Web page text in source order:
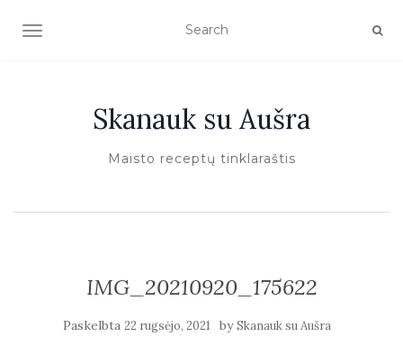
TOGGLE NAVIGATION
Skanauk su Aušra
Maisto receptų tinklaraštis
IMG_20210920_175622
Paskelbta 22 rugsėjo, 2021 bySkanauk su Aušra